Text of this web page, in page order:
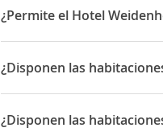
¿Permite el Hotel
Sí, el Hotel Weidenhof
¿Disponen las
Sí, las habitaciones del
¿Disponen las